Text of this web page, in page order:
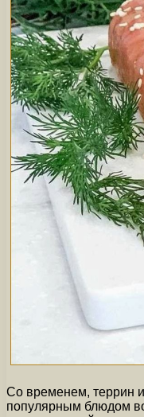
Со временем, террин
популярным блюдом